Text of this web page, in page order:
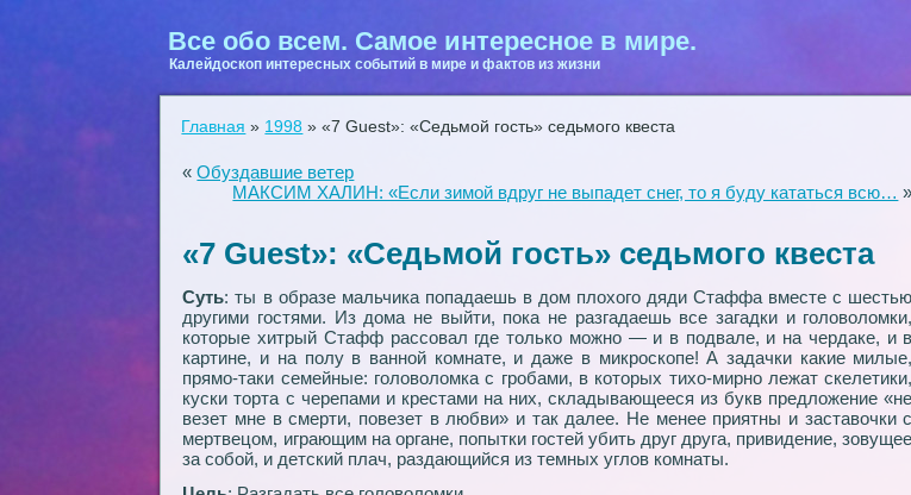
Все обо всем. Самое интересное в мире.
Калейдоскоп интересных событий в мире и фактов из жизни
Главная » 1998 »«7 Guest»: «Седьмой гость» седьмого квеста
«Обуздавшие ветер
МАКСИМ ХАЛИН: «Если зимой вдруг не выпадет снег, то я буду кататься всю… »
«7 Guest»: «Седьмой гость» седьмого квеста
Суть: ты в образе мальчика попадаешь в дом плохого дяди Cтаффа вместе с шестью
другими гостями. Из дома не выйти, пока не разгадаешь все загадки и головоломки,
которые хитрый Стафф рассовал где только можно — и в подвале, и на чердаке, и в
картине, и на полу в ванной комнате, и даже в микроскопе! А задачки какие милые,
прямо-таки семейные: головоломка с гробами, в которых тихо-мирно лежат скелетики,
куски торта с черепами и крестами на них, складывающееся из букв предложение «не
везет мне в смерти, повезет в любви» и так далее. Не менее приятны и заставочки с
мертвецом, играющим на органе, попытки гостей убить друг друга, привидение, зовущее
за собой, и детский плач, раздающийся из темных углов комнаты.